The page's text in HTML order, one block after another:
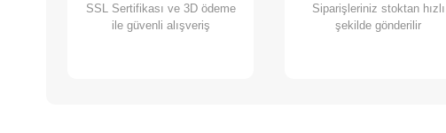
SSL Sertifikası ve 3D ödeme
ile güvenli alışveriş
Siparişleriniz stoktan hızlı
şekilde gönderilir